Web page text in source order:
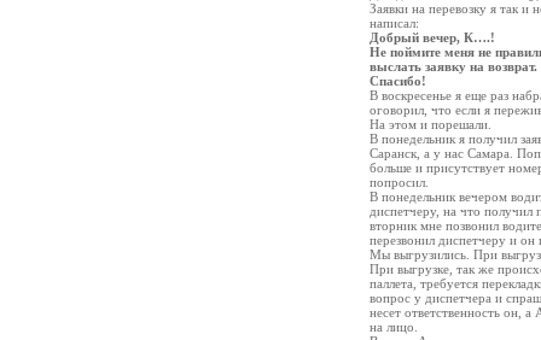
Заявки на перевозку я так и
написал:
Добрый вечер, К….!
Не поймите меня не
выслать заявку на возврат.
Спасибо!
В воскресенье я еще раз
оговорил, что если я
На этом и порешали.
В понедельник я получил
Саранск, а у нас Самара.
больше и присутствует
попросил.
В понедельник вечером
диспетчеру, на что получил
вторник мне позвонил
перезвонил диспетчеру и
Мы выгрузились. При
При выгрузке, так же
паллета, требуется
вопрос у диспетчера и
несет ответственность он,
на лицо.